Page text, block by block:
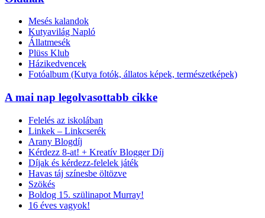
Mesés kalandok
Kutyavilág Napló
Állatmesék
Plüss Klub
Házikedvencek
Fotóalbum (Kutya fotók, állatos képek, természetképek)
A mai nap legolvasottabb cikke
Felelés az iskolában
Linkek – Linkcserék
Arany Blogdíj
Kérdezz 8-at! + Kreatív Blogger Díj
Díjak és kérdezz-felelek játék
Havas táj színesbe öltözve
Szökés
Boldog 15. szülinapot Murray!
16 éves vagyok!